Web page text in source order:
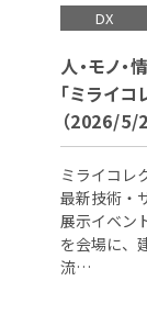
DX
人・モノ
「ミライ
（2026/5/
ミライコレ
最新技術・
展示イベン
を会場に、
流…